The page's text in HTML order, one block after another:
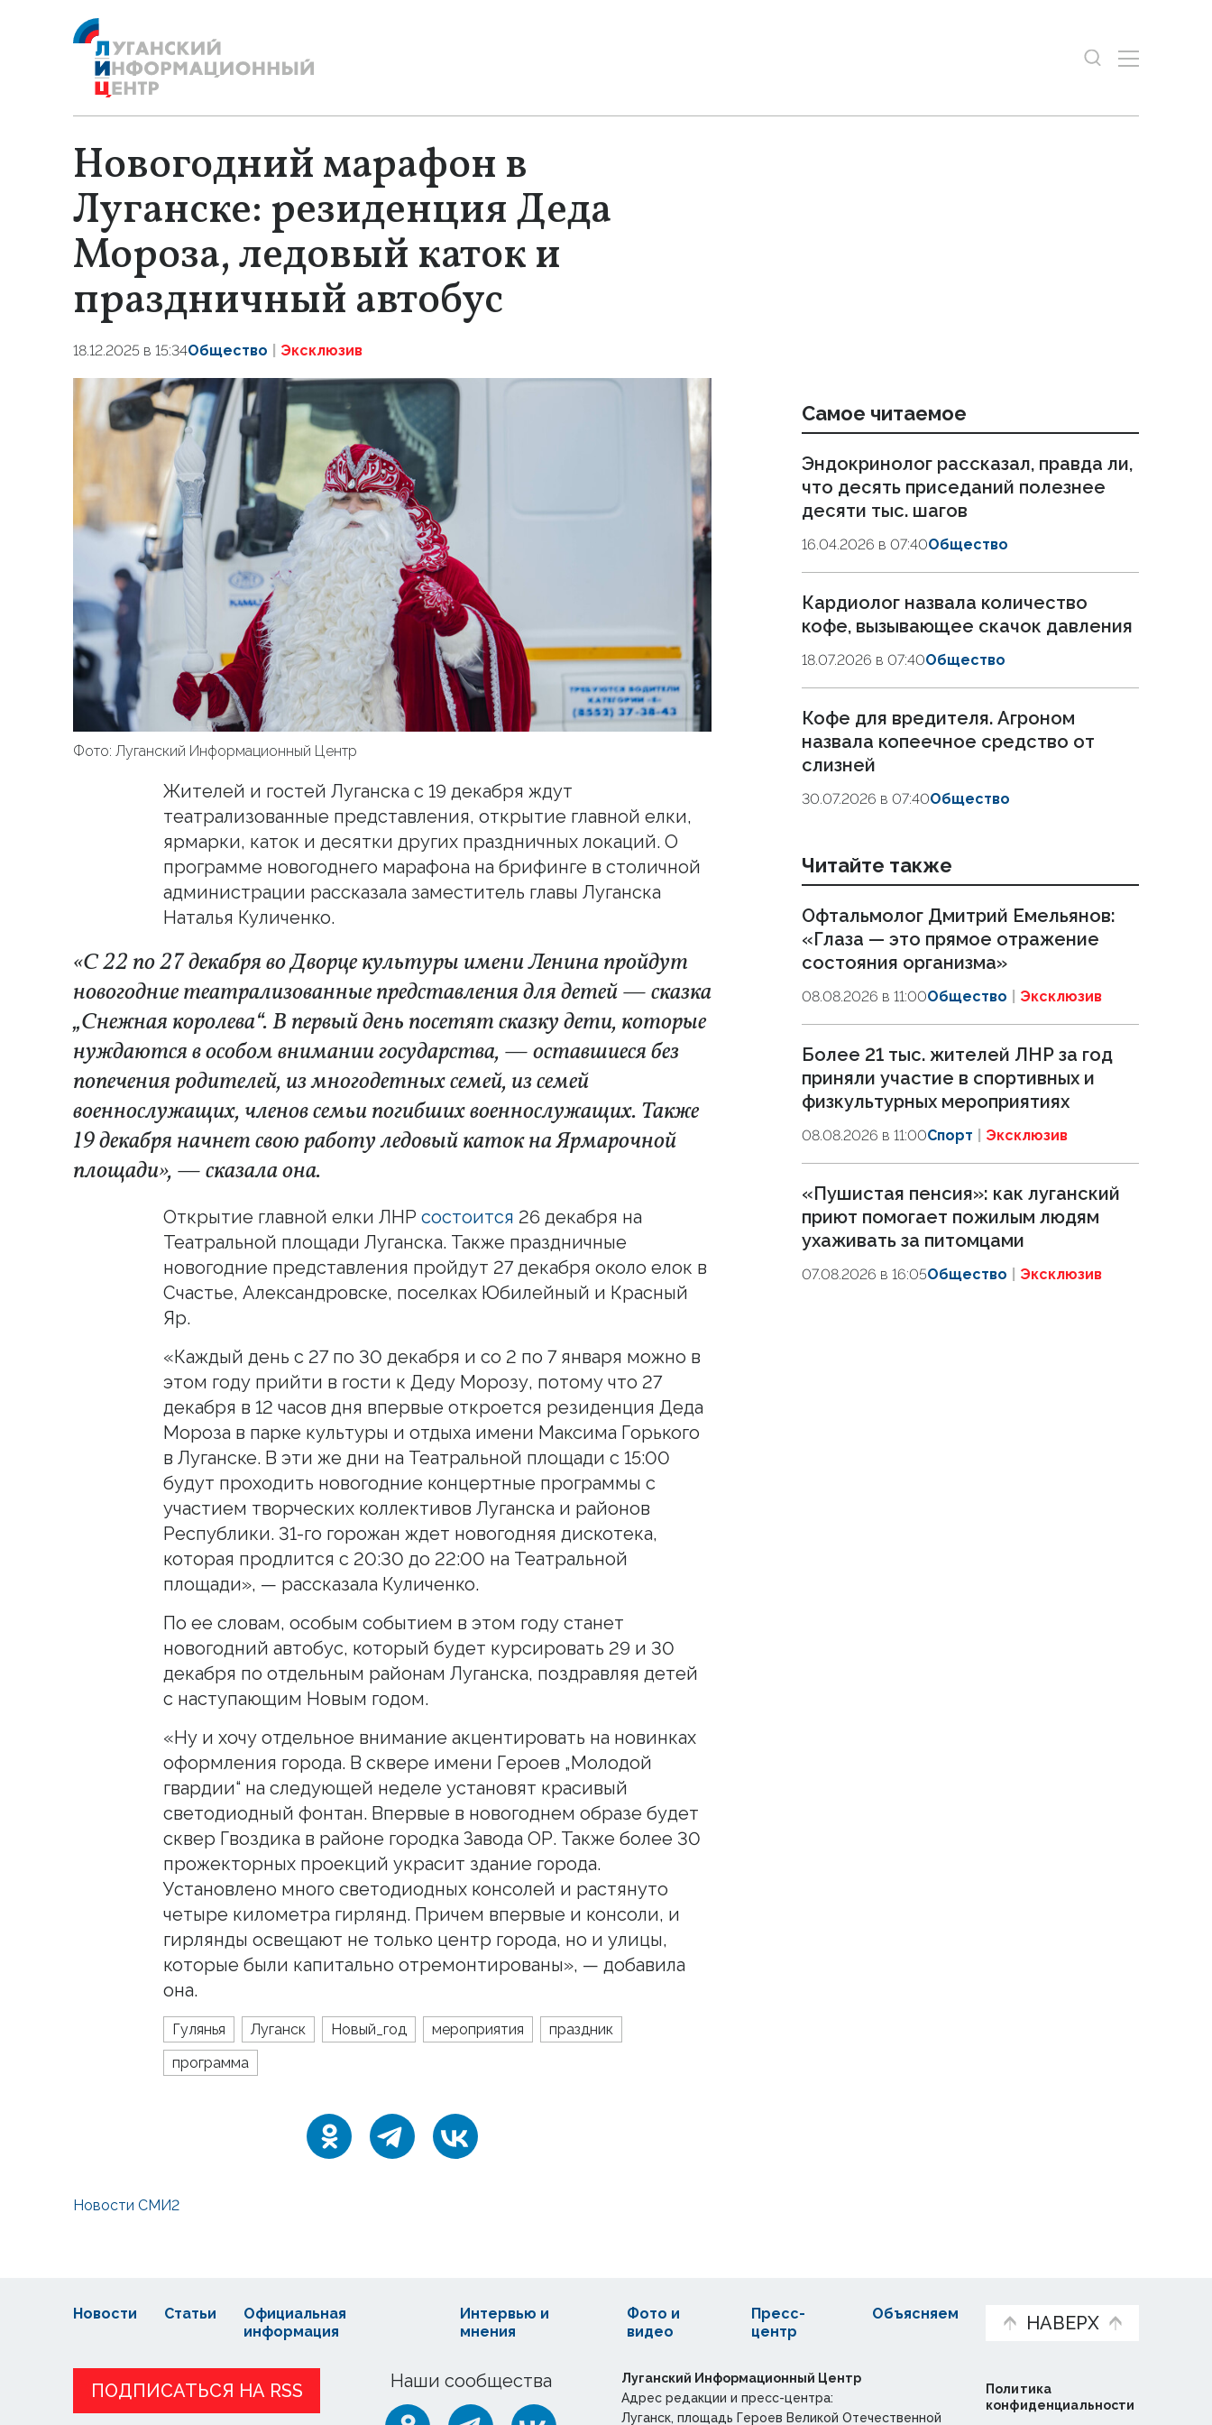
Новогодний марафон в
Луганске: резиденция Деда
Мороза, ледовый каток и
праздничный автобус
18.12.2025 в 15:34Общество Эксклюзив
Фото: Луганский Информационный Центр
Жителей и гостей Луганска с 19 декабря ждут
театрализованные представления, открытие главной елки,
ярмарки, каток и десятки других праздничных локаций. О
программе новогоднего марафона на брифинге в столичной
администрации рассказала заместитель главы Луганска
Наталья Куличенко.
«С 22 по 27 декабря во Дворце культуры имени Ленина пройдут
новогодние театрализованные представления для детей — сказка
„Снежная королева“. В первый день посетят сказку дети, которые
нуждаются в особом внимании государства, — оставшиеся без
попечения родителей, из многодетных семей, из семей
военнослужащих, членов семьи погибших военнослужащих. Также
19 декабря начнет свою работу ледовый каток на Ярмарочной
площади», — сказала она.
Открытие главной елки ЛНР состоится 26 декабря на
Театральной площади Луганска. Также праздничные
новогодние представления пройдут 27 декабря около елок в
Счастье, Александровске, поселках Юбилейный и Красный
Яр.
«Каждый день с 27 по 30 декабря и со 2 по 7 января можно в
этом году прийти в гости к Деду Морозу, потому что 27
декабря в 12 часов дня впервые откроется резиденция Деда
Мороза в парке культуры и отдыха имени Максима Горького
в Луганске. В эти же дни на Театральной площади с 15:00
будут проходить новогодние концертные программы с
участием творческих коллективов Луганска и районов
Республики. 31-го горожан ждет новогодняя дискотека,
которая продлится с 20:30 до 22:00 на Театральной
площади», — рассказала Куличенко.
По ее словам, особым событием в этом году станет
новогодний автобус, который будет курсировать 29 и 30
декабря по отдельным районам Луганска, поздравляя детей
с наступающим Новым годом.
«Ну и хочу отдельное внимание акцентировать на новинках
оформления города. В сквере имени Героев „Молодой
гвардии“ на следующей неделе установят красивый
светодиодный фонтан. Впервые в новогоднем образе будет
сквер Гвоздика в районе городка Завода ОР. Также более 30
прожекторных проекций украсит здание города.
Установлено много светодиодных консолей и растянуто
четыре километра гирлянд. Причем впервые и консоли, и
гирлянды освещают не только центр города, но и улицы,
которые были капитально отремонтированы», — добавила
она.
Гулянья Луганск Новый_год мероприятия
праздник
программа
Самое читаемое
Эндокринолог рассказал, правда ли,
что десять приседаний полезнее
десяти тыс. шагов
16.04.2026 в 07:40Общество
Кардиолог назвала количество
кофе, вызывающее скачок давления
18.07.2026 в 07:40Общество
Кофе для вредителя. Агроном
назвала копеечное средство от
слизней
30.07.2026 в 07:40Общество
Читайте также
Офтальмолог Дмитрий Емельянов:
«Глаза — это прямое отражение
состояния организма»
08.08.2026 в 11:00Общество Эксклюзив
Более 21 тыс. жителей ЛНР за год
приняли участие в спортивных и
физкультурных мероприятиях
08.08.2026 в 11:00Спорт Эксклюзив
«Пушистая пенсия»: как луганский
приют помогает пожилым людям
ухаживать за питомцами
07.08.2026 в 16:05Общество Эксклюзив
Новости СМИ2
НАВЕРХ
Наши сообщества
ПОДПИСАТЬСЯ НА RSS
Новости Статьи
Официальная
информация
Интервью и
мнения
Фото и
видео
Пресс-
центр
Объясняем
Политика
конфиденциальности
Луганский Информационный Центр
Адрес редакции и пресс-центра:
Луганск, площадь Героев Великой Отечественной